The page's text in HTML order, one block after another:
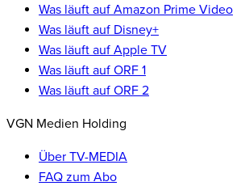
Was läuft auf Amazon Prime Video
Was läuft auf Disney+
Was läuft auf Apple TV
Was läuft auf ORF 1
Was läuft auf ORF 2
VGN Medien Holding
Über TV-MEDIA
FAQ zum Abo